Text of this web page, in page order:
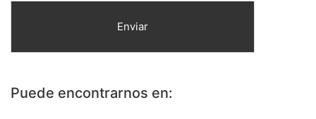
Enviar
Puede encontrarnos en: